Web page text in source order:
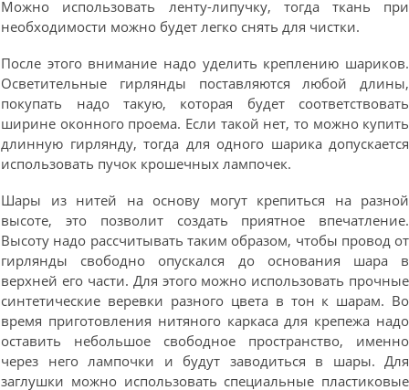
Можно использовать ленту-липучку, тогда ткань при
необходимости можно будет легко снять для чистки.
После этого внимание надо уделить креплению шариков.
Осветительные гирлянды поставляются любой длины,
покупать надо такую, которая будет соответствовать
ширине оконного проема. Если такой нет, то можно купить
длинную гирлянду, тогда для одного шарика допускается
использовать пучок крошечных лампочек.
Шары из нитей на основу могут крепиться на разной
высоте, это позволит создать приятное впечатление.
Высоту надо рассчитывать таким образом, чтобы провод от
гирлянды свободно опускался до основания шара в
верхней его части. Для этого можно использовать прочные
синтетические веревки разного цвета в тон к шарам. Во
время приготовления нитяного каркаса для крепежа надо
оставить небольшое свободное пространство, именно
через него лампочки и будут заводиться в шары. Для
заглушки можно использовать специальные пластиковые